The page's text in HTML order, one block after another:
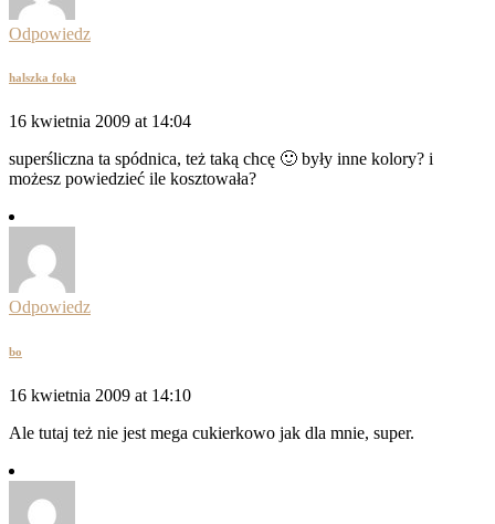
Odpowiedz
halszka foka
16 kwietnia 2009 at 14:04
superśliczna ta spódnica, też taką chcę 🙂 były inne kolory? i
możesz powiedzieć ile kosztowała?
Odpowiedz
bo
16 kwietnia 2009 at 14:10
Ale tutaj też nie jest mega cukierkowo jak dla mnie, super.